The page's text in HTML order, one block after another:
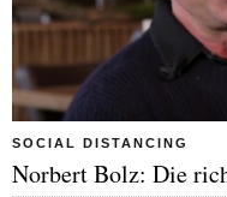
SOCIAL DISTANCING
Norbert Bolz: Die